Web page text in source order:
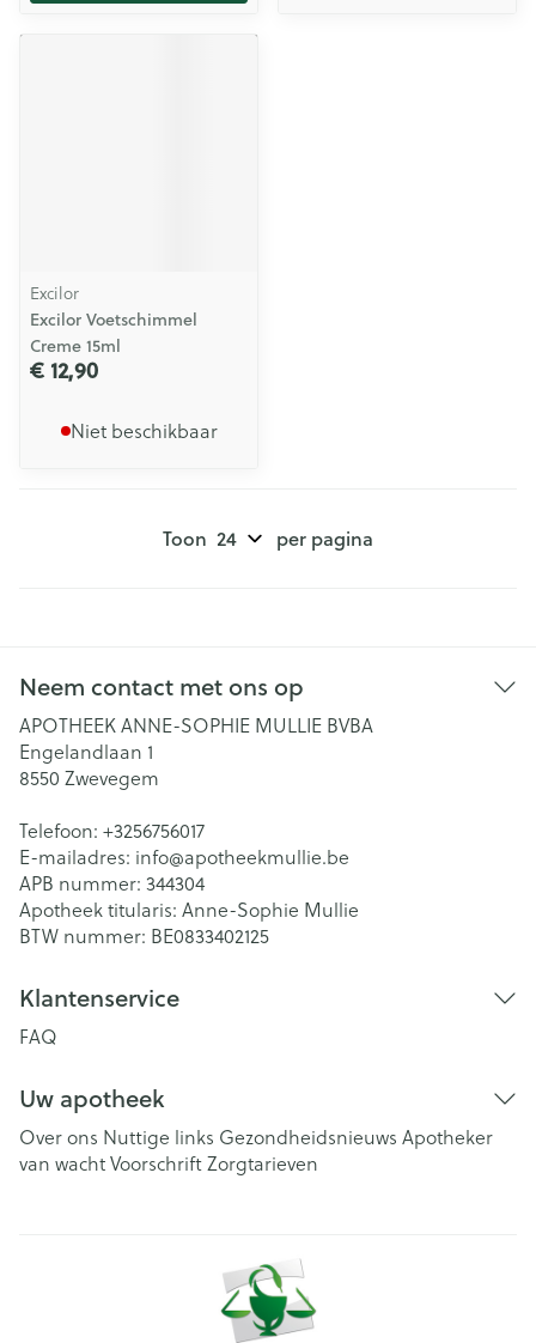
Excilor
Excilor Voetschimmel
Creme 15ml
€ 12,90
Niet beschikbaar
Toon per pagina
Neem contact met ons op
APOTHEEK ANNE-SOPHIE MULLIE BVBA
Engelandlaan 1
8550 Zwevegem
Telefoon: +3256756017
E-mailadres: info@apotheekmullie.be
APB nummer: 344304
Apotheek titularis: Anne-Sophie Mullie
BTW nummer: BE0833402125
Klantenservice
FAQ
Uw apotheek
Over ons Nuttige links Gezondheidsnieuws Apotheker
van wachtVoorschriftZorgtarieven